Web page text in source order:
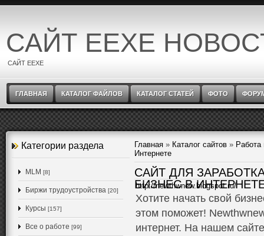
САЙТ EEXE
САЙТ EEXE
ГЛАВНАЯ КАТАЛОГ ФАЙЛОВ КАТАЛОГ СТАТЕЙ ФОТО
Категории раздела
MLM [8]
Биржи трудоустройства [20]
Курсы [157]
Все о работе [99]
Главная » Каталог сайтов » Работа
Интернете
САЙТ ДЛЯ
БИЗНЕС В
http://newthwnew.blogspot.ru/
Хотите начать свой
этом поможет!
интернет. На нашем